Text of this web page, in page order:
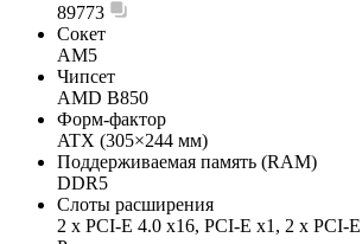
89773
Сокет
AM5
Чипсет
AMD B850
Форм-фактор
ATX (305×244 мм)
Поддерживаемая память (RAM)
DDR5
Слоты расширения
2 x PCI-E 4.0 x16, PCI-E x1, 2 x PCI-